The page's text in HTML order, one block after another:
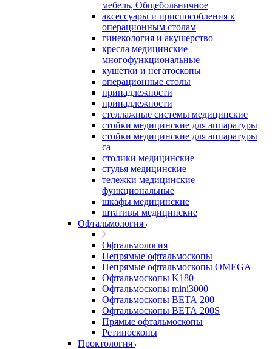
мебель, Общебольничное
аксессуары и приспособления к
операционным столам
гинекология и акушерство
кресла медицинские
многофункциональные
кушетки и негатоскопы
операционные столы
принадлежности
принадлежности
стеллажные системы медицинские
стойки медицинские для аппаратуры
стойки медицинские для аппаратуры
са
столики медицинские
стулья медицинские
тележки медицинские
функциональные
шкафы медицинские
штативы медицинские
Офтальмология
Офтальмология
Непрямые офтальмоскопы
Непрямые офтальмоскопы OMEGA
Офтальмоскопы K180
Офтальмоскопы mini3000
Офтальмоскопы ВЕТА 200
Офтальмоскопы ВЕТА 200S
Прямые офтальмоскопы
Ретиноскопы
Проктология